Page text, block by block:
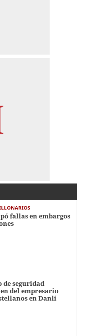
fallas en embargos
de seguridad
del empresario
en Danlí